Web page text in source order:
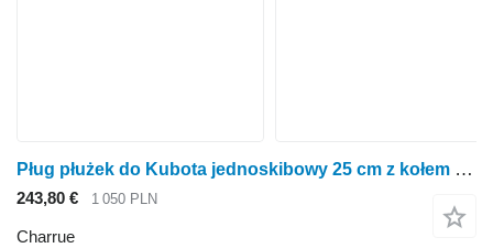
Pług płużek do Kubota jednoskibowy 25 cm z kołem podporowym
243,80 € 1 050 PLN
Charrue